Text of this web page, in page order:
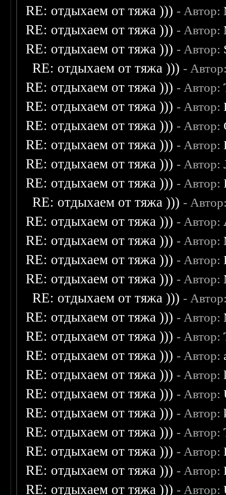
RE: отдыхаем от тяжа ))) - Автор:
RE: отдыхаем от тяжа ))) - Автор:
RE: отдыхаем от тяжа ))) - Автор:
RE: отдыхаем от тяжа ))) -
RE: отдыхаем от тяжа ))) - Автор:
RE: отдыхаем от тяжа ))) - Автор:
RE: отдыхаем от тяжа ))) - Автор:
RE: отдыхаем от тяжа ))) - Автор:
RE: отдыхаем от тяжа ))) - Автор:
RE: отдыхаем от тяжа ))) - Автор:
RE: отдыхаем от тяжа ))) -
RE: отдыхаем от тяжа ))) - Автор:
RE: отдыхаем от тяжа ))) - Автор:
RE: отдыхаем от тяжа ))) - Автор:
RE: отдыхаем от тяжа ))) - Автор:
RE: отдыхаем от тяжа ))) -
RE: отдыхаем от тяжа ))) - Автор:
RE: отдыхаем от тяжа ))) - Автор:
RE: отдыхаем от тяжа ))) - Автор:
RE: отдыхаем от тяжа ))) - Автор:
RE: отдыхаем от тяжа ))) - Автор:
RE: отдыхаем от тяжа ))) - Автор:
RE: отдыхаем от тяжа ))) - Автор:
RE: отдыхаем от тяжа ))) - Автор:
RE: отдыхаем от тяжа ))) - Автор:
RE: отдыхаем от тяжа ))) - Автор: